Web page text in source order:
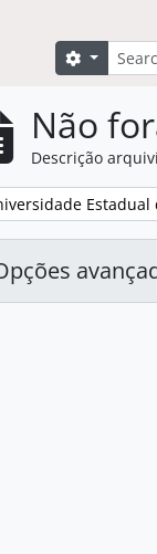
Buscar
Opções
Não
Descrição
filtro:Estadual